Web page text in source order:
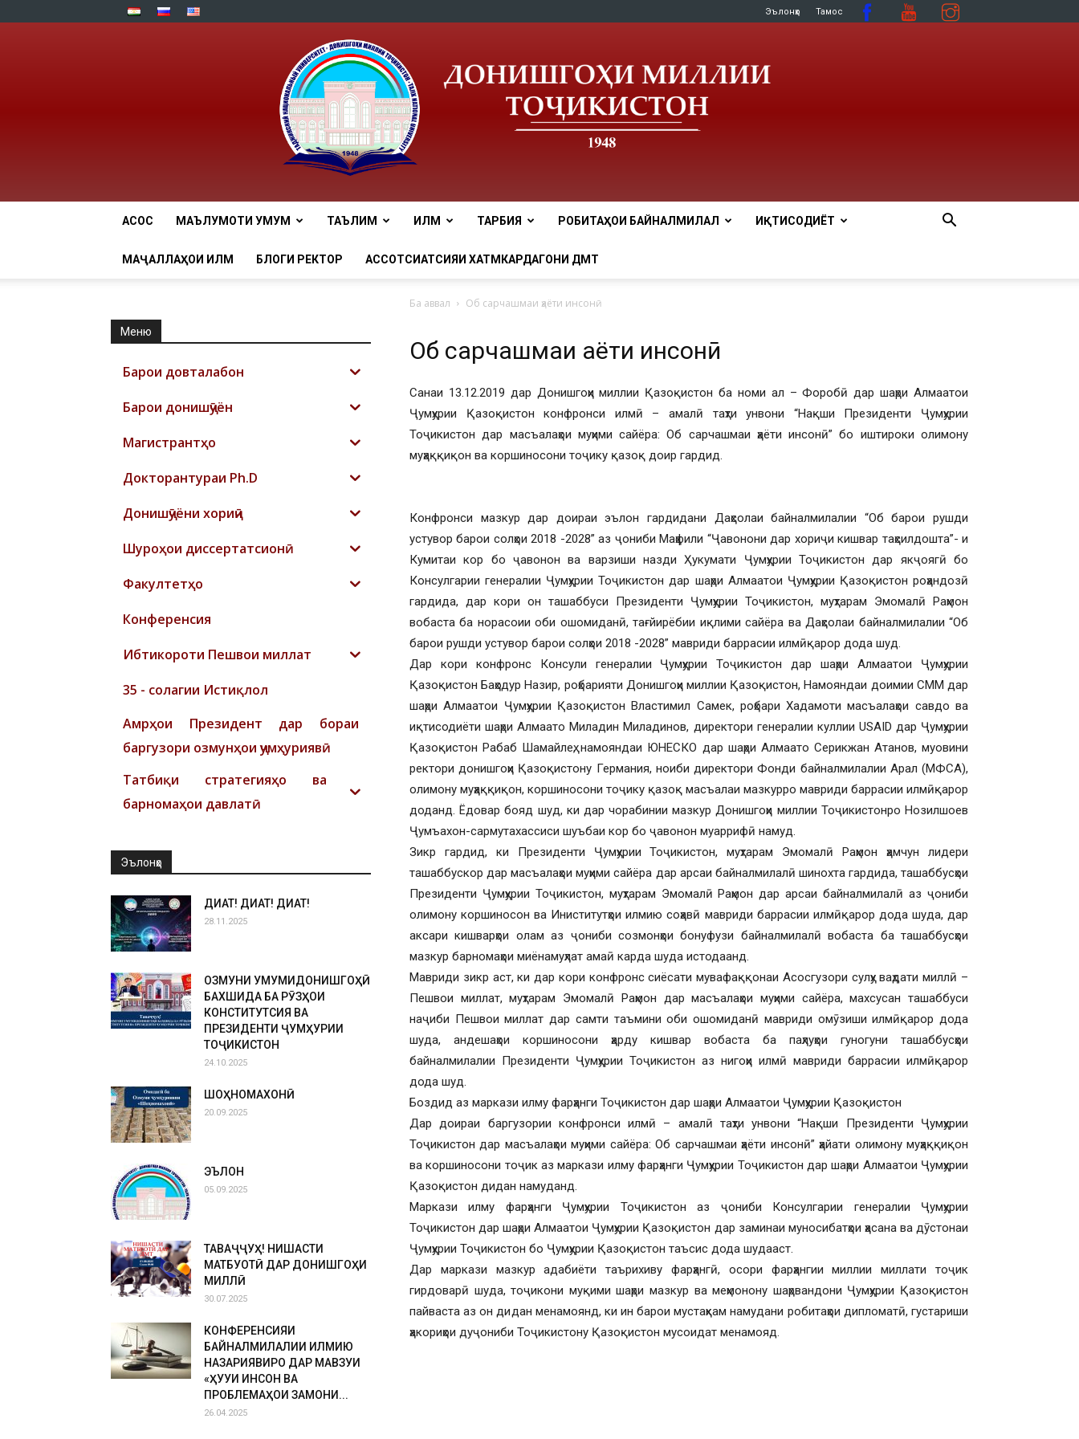
Эълонҳо Тамос
tnu
АСОСӢ МАЪЛУМОТИ УМУМӢ ТАЪЛИМ ИЛМ ТАРБИЯ РОБИТАҲОИ БАЙНАЛМИЛАЛӢ ИҚТИСОДИЁТ
МАҶАЛЛАҲОИ ИЛМӢ БЛОГИ РЕКТОР АССОТСИАТСИЯИ ХАТМКАРДАГОНИ ДМТ
Ба аввал Об сарчашмаи ҳаёти инсонӣ
Об сарчашмаи ҳаёти инсонӣ
Санаи 13.12.2019 дар Донишгоҳи миллии Қазоқистон ба номи ал – Форобӣ дар шаҳри Алмаатои
Ҷумҳурии Қазоқистон конфронси илмӣ – амалӣ таҳти унвони “Нақши Президенти Ҷумҳурии
Тоҷикистон дар масъалаҳои муҳими сайёра: Об сарчашмаи ҳаёти инсонӣ” бо иштироки олимону
муҳаққиқон ва коршиносони тоҷику қазоқ доир гардид.
Конфронси мазкур дар доираи эълон гардидани Даҳсолаи байналмилалии “Об барои рушди
устувор барои солҳои 2018 -2028” аз ҷониби Маҳфили “Ҷавонони дар хориҷи кишвар таҳсилдошта”- и
Кумитаи кор бо ҷавонон ва варзиши назди Ҳукумати Ҷумҳурии Тоҷикистон дар якҷоягӣ бо
Консулгарии генералии Ҷумҳурии Тоҷикистон дар шаҳри Алмаатои Ҷумҳурии Қазоқистон роҳандозӣ
гардида, дар кори он ташаббуси Президенти Ҷумҳурии Тоҷикистон, муҳтарам Эмомалӣ Раҳмон
вобаста ба норасоии оби ошомиданӣ, тағйирёбии иқлими сайёра ва Даҳсолаи байналмилалии “Об
барои рушди устувор барои солҳои 2018 -2028” мавриди баррасии илмӣқарор дода шуд.
Дар кори конфронс Консули генералии Ҷумҳурии Тоҷикистон дар шаҳри Алмаатои Ҷумҳурии
Қазоқистон Баҳодур Назир, роҳбарияти Донишгоҳи миллии Қазоқистон, Намояндаи доимии СММ дар
шаҳри Алмаатои Ҷумҳурии Қазоқистон Властимил Самек, роҳбари Хадамоти масъалаҳои савдо ва
иқтисодиёти шаҳри Алмаато Миладин Миладинов, директори генералии куллии USAID дар Ҷумҳурии
Қазоқистон Рабаб Шамайлеҳ, намояндаи ЮНЕСКО дар шаҳри Алмаато Серикжан Атанов, муовини
ректори донишгоҳи Қазоқистону Германия, ноиби директори Фонди байналмилалии Арал (МФСА),
олимону муҳаққиқон, коршиносони тоҷику қазоқ масъалаи мазкурро мавриди баррасии илмӣқарор
доданд. Ёдовар бояд шуд, ки дар чорабинии мазкур Донишгоҳи миллии Тоҷикистонро Нозилшоев
Ҷумъахон-сармутахассиси шуъбаи кор бо ҷавонон муаррифӣ намуд.
Зикр гардид, ки Президенти Ҷумҳурии Тоҷикистон, муҳтарам Эмомалӣ Раҳмон ҳамчун лидери
ташаббускор дар масъалаҳои муҳими сайёра дар арсаи байналмилалӣ шинохта гардида, ташаббусҳои
Президенти Ҷумҳурии Тоҷикистон, муҳтарам Эмомалӣ Раҳмон дар арсаи байналмилалӣ аз ҷониби
олимону коршиносон ва Иниститутҳои илмию соҳавӣ мавриди баррасии илмӣқарор дода шуда, дар
аксари кишварҳои олам аз ҷониби созмонҳои бонуфузи байналмилалӣ вобаста ба ташаббусҳои
мазкур барномаҳои миёнамуҳлат амаӣ карда шуда истодаанд.
Мавриди зикр аст, ки дар кори конфронс сиёсати мувафаққонаи Асосгузори сулҳу ваҳдати миллӣ –
Пешвои миллат, муҳтарам Эмомалӣ Раҳмон дар масъалаҳои муҳими сайёра, махсусан ташаббуси
наҷиби Пешвои миллат дар самти таъмини оби ошомиданӣ мавриди омӯзиши илмӣқарор дода
шуда, андешаҳои коршиносони ҳарду кишвар вобаста ба паҳлуҳои гуногуни ташаббусҳои
байналмилалии Президенти Ҷумҳурии Тоҷикистон аз нигоҳи илмӣ мавриди баррасии илмӣқарор
дода шуд.
Боздид аз маркази илму фарҳанги Тоҷикистон дар шаҳри Алмаатои Ҷумҳурии Қазоқистон
Дар доираи баргузории конфронси илмӣ – амалӣ таҳти унвони “Нақши Президенти Ҷумҳурии
Тоҷикистон дар масъалаҳои муҳими сайёра: Об сарчашмаи ҳаёти инсонӣ” ҳайати олимону муҳаққиқон
ва коршиносони тоҷик аз маркази илму фарҳанги Ҷумҳурии Тоҷикистон дар шаҳри Алмаатои Ҷумҳурии
Қазоқистон дидан намуданд.
Маркази илму фарҳанги Ҷумҳурии Тоҷикистон аз ҷониби Консулгарии генералии Ҷумҳурии
Тоҷикистон дар шаҳри Алмаатои Ҷумҳурии Қазоқистон дар заминаи муносибатҳои ҳасана ва дӯстонаи
Ҷумҳурии Тоҷикистон бо Ҷумҳурии Қазоқистон таъсис дода шудааст.
Дар маркази мазкур адабиёти таърихиву фарҳангӣ, осори фарҳангии миллии миллати тоҷик
гирдоварӣ шуда, тоҷикони муқими шаҳри мазкур ва меҳмонону шаҳрвандони Ҷумҳурии Қазоқистон
пайваста аз он дидан менамоянд, ки ин барои мустаҳкам намудани робитаҳои дипломатӣ, густариши
ҳакориҳои дуҷониби Тоҷикистону Қазоқистон мусоидат менамояд.
Меню
Барои довталабон
Барои донишҷӯён
Магистрантҳо
Докторантураи Ph.D
Донишҷӯёни хориҷӣ
Шyроҳои диссертатсионӣ
Факултетҳо
Конференсия
Ибтикороти Пешвои миллат
35 - солагии Истиқлол
Амрҳои Президент дар бораи
баргузори озмунҳои ҷумҳуриявӣ
Татбиқи стратегияҳо ва
барномаҳои давлатӣ
Эълонҳо
ДИҚҚАТ! ДИҚҚАТ! ДИҚҚАТ!
28.11.2025
ОЗМУНИ УМУМИДОНИШГОҲӢ
БАХШИДА БА РӮЗҲОИ
КОНСТИТУТСИЯ ВА
ПРЕЗИДЕНТИ ҶУМҲУРИИ
ТОҶИКИСТОН
24.10.2025
ШОҲНОМАХОНӢ
20.09.2025
ЭЪЛОН
05.09.2025
ТАВАҶҶУҲ! НИШАСТИ
МАТБУОТӢ ДАР ДОНИШГОҲИ
МИЛЛӢ
30.07.2025
КОНФЕРЕНСИЯИ
БАЙНАЛМИЛАЛИИ ИЛМИЮ
НАЗАРИЯВИРО ДАР МАВЗУИ
«ҲУҚУҚИ ИНСОН ВА
ПРОБЛЕМАҲОИ ЗАМОНИ...
26.04.2025